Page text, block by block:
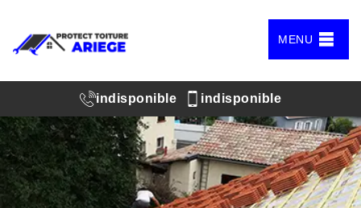
MENU
indisponible indisponible